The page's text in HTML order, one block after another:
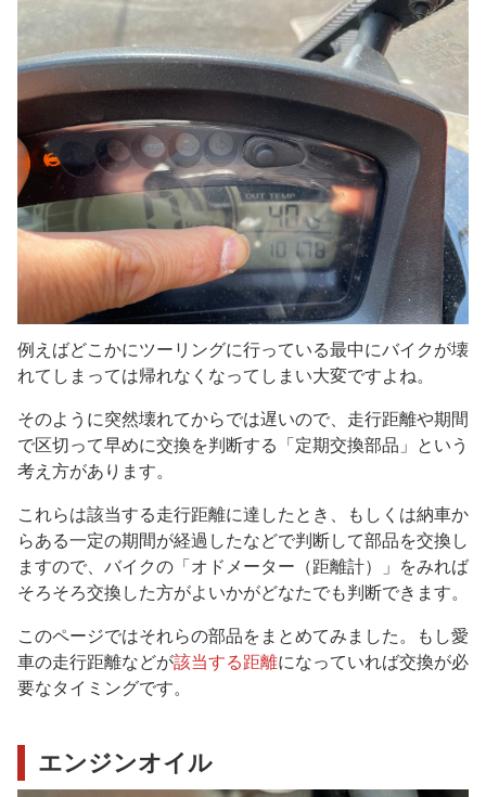
例えばどこかにツーリングに行っている最中にバイクが壊
れてしまっては帰れなくなってしまい大変ですよね。
そのように突然壊れてからでは遅いので、走行距離や期間
で区切って早めに交換を判断する「定期交換部品」という
考え方があります。
これらは該当する走行距離に達したとき、もしくは納車か
らある一定の期間が経過したなどで判断して部品を交換し
ますので、バイクの「オドメーター（距離計）」をみれば
そろそろ交換した方がよいかがどなたでも判断できます。
このページではそれらの部品をまとめてみました。もし愛
車の走行距離などが該当する距離になっていれば交換が必
要なタイミングです。
エンジンオイル